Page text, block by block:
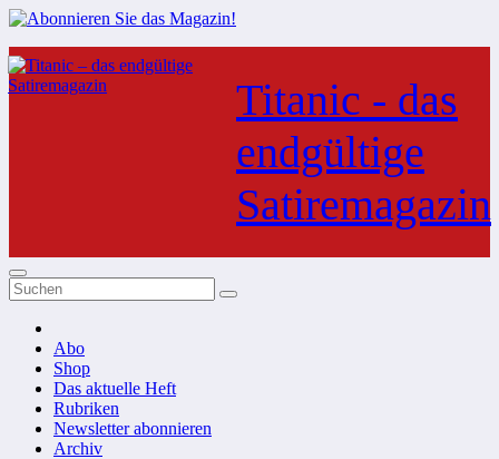
Zum
Inhalt
springen
Titanic - das
endgültige
Satiremagazin
Abo
Shop
Das aktuelle Heft
Rubriken
Newsletter abonnieren
Archiv